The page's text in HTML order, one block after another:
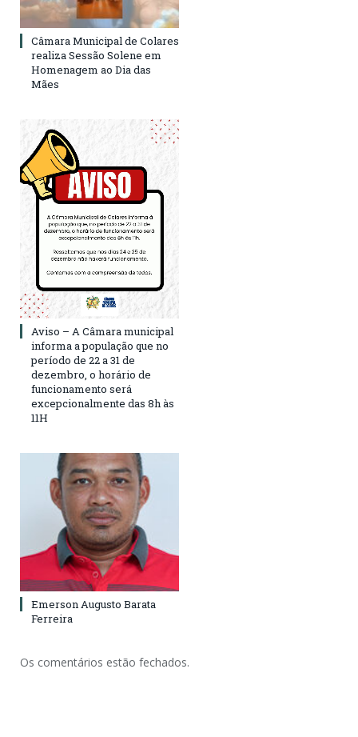
Câmara Municipal de Colares
realiza Sessão Solene em
Homenagem ao Dia das
Mães
Aviso – A Câmara municipal
informa a população que no
período de 22 a 31 de
dezembro, o horário de
funcionamento será
excepcionalmente das 8h às
11H
Emerson Augusto Barata
Ferreira
Os comentários estão fechados.